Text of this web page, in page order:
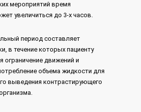
мероприятий время
увеличиться до 3-х часов.
период составляет
в течение которых пациенту
ограничение движений и
объема жидкости для
выведения контрастирующего